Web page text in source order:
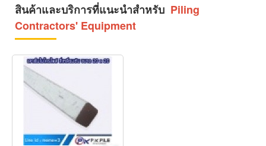
สินค้าและบริการที่แนะนำสำหรับ Piling
Contractors' Equipment